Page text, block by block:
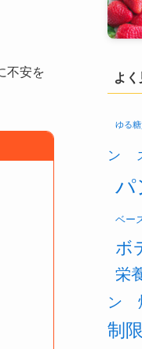
不安を
よ
ゆる
ン
パ
ベー
ボ
栄
ン
制限